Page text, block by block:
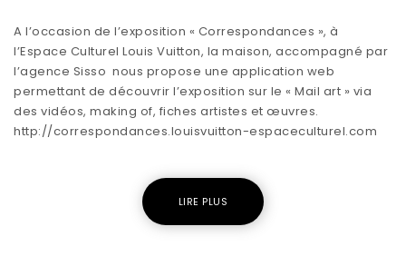
A l’occasion de l’exposition « Correspondances », à
l’Espace Culturel Louis Vuitton, la maison, accompagné par
l’agence Sisso nous propose une application web
permettant de découvrir l’exposition sur le « Mail art » via
des vidéos, making of, fiches artistes et œuvres.
http://correspondances.louisvuitton-espaceculturel.com
LIRE PLUS